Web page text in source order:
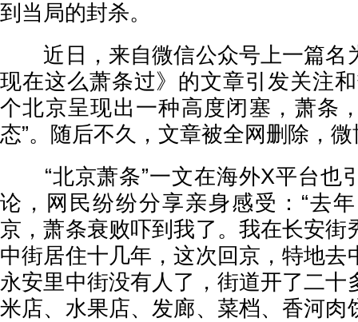
到当局的封杀。
近日，来自微信公众号上一篇名
现在这么萧条过》的文章引发关注
个北京呈现出一种高度闭塞，萧条
态”。随后不久，文章被全网删除，
“北京萧条”一文在海外X平台也
论，网民纷纷分享亲身感受：“去
京，萧条衰败吓到我了。我在长安街
中街居住十几年，这次回京，特地去
永安里中街没有人了，街道开了二十
米店、水果店、发廊、菜档、香河肉